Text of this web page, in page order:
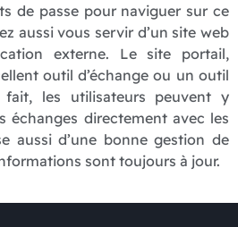
de passe pour naviguer sur ce
aussi vous servir d’un site web
externe. Le site portail,
outil d’échange ou un outil
fait, les utilisateurs peuvent y
échanges directement avec les
aussi d’une bonne gestion de
sont toujours à jour.